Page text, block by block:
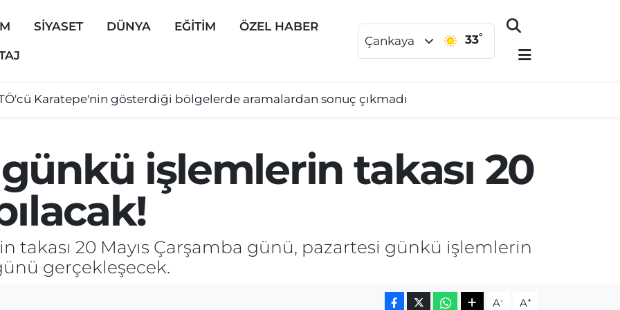
SİYASET DÜNYA EĞİTİM ÖZEL HABER
Çankaya 33°
Karatepe'nin gösterdiği bölgelerde aramalardan sonuç çıkmadı
işlemlerin takası 20
takası 20 Mayıs Çarşamba günü, pazartesi günkü işlemlerin
gerçekleşecek.
A- A+